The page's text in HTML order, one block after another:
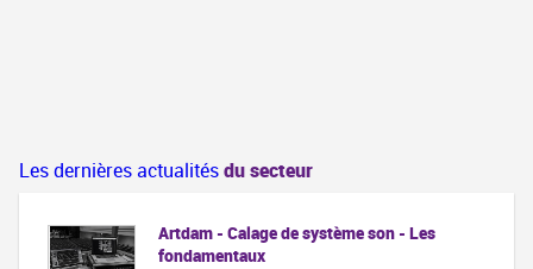
Les dernières actualitésdu secteur
Artdam - Calage de système son - Les
fondamentaux